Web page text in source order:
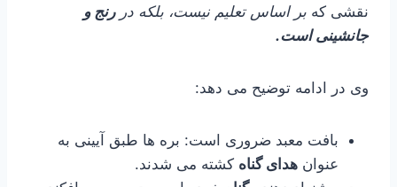
نقشی که بر اساس تعلیم نیست، بلکه دررنج و
جانشینی است.
وی در ادامه توضیح می دهد:
بافت معبد ضروری است: بره ها طبق آیینی به
عنوان هدای گناه کشته می شدند.